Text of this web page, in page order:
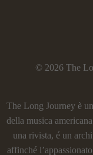
© 2026 The
The Long Journey è
della musica
una rivista, é un
affinché